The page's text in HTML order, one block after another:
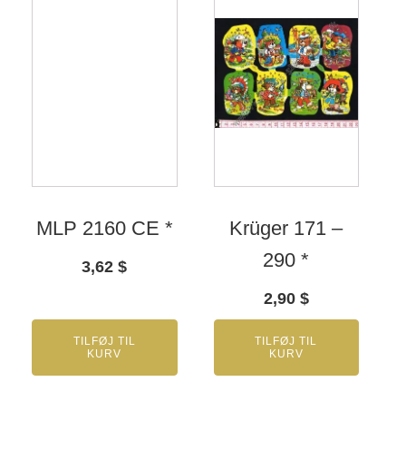
MLP 2160 CE *
3,62$
TILFØJ TIL
KURV
Krüger 171 –
290 *
2,90 $
TILFØJ TIL
KURV